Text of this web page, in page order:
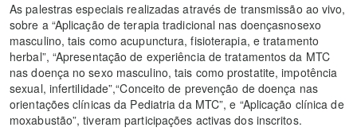
As palestras especiais realizadas através de transmissão ao vivo,
sobre a “Aplicação de terapia tradicional nas doençasnosexo
masculino, tais como acupunctura, fisioterapia, e tratamento
herbal”, “Apresentação de experiência de tratamentos da MTC
nas doença no sexo masculino, tais como prostatite, impotência
sexual, infertilidade”,“Conceito de prevenção de doença nas
orientações clínicas da Pediatria da MTC”, e “Aplicação clínica de
moxabustão”, tiveram participações activas dos inscritos.